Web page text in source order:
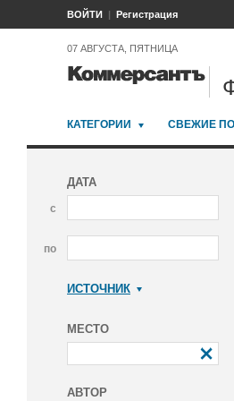
ВОЙТИ Регистрация
07 АВГУСТА, ПЯТНИЦА
КАТЕГОРИИ СВЕЖИЕ
ДАТА
с
по
ИСТОЧНИК
МЕСТО
АВТОР